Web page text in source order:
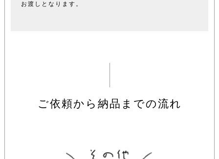
お渡しとなります。
ご依頼から納品までの流れ